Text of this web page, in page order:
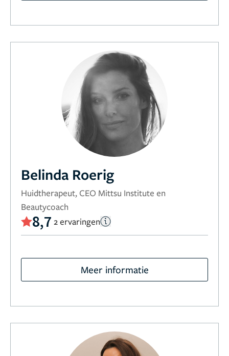
Belinda Roerig
Huidtherapeut, CEO Mittsu Institute en
Beautycoach
8,7 2 ervaringen
Meer informatie